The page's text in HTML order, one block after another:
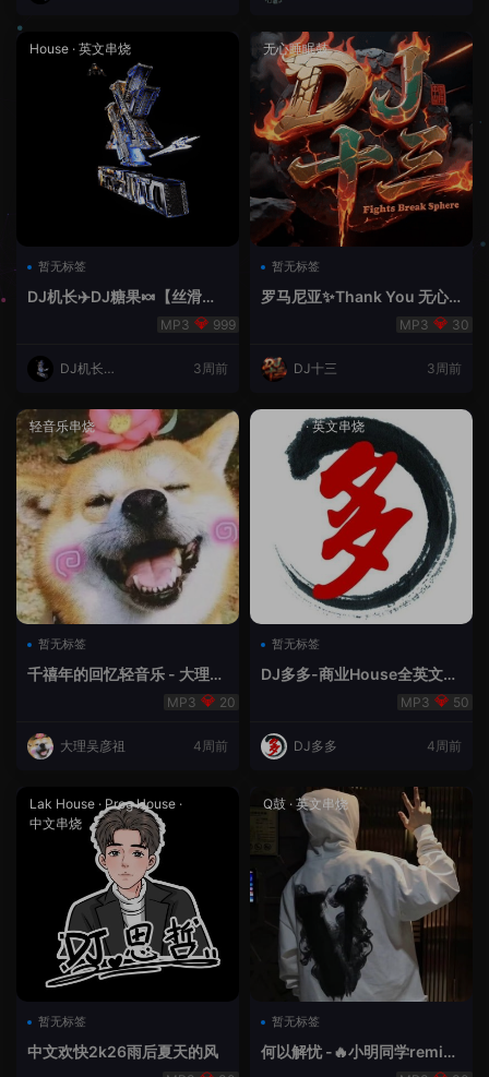
House · 英文串烧
暂无标签
DJ机长✈️DJ糖果🍬【丝滑之
夜5】House摇摆节奏✈️纯净999
DJ机长云
3周前
无心睡眠鼓
暂无标签
罗马尼亚✨Thank You 无心
30
DJ十三 3周前
轻音乐串烧
暂无标签
千禧年的回忆轻音乐 - 大理吴
20
大理吴彦祖 4周前
House·英文串烧
暂无标签
DJ多多-商业House全英文经
50
DJ多多 4周前
Lak House · Prog House ·
中文串烧
暂无标签
中文欢快2k26雨后夏天的风
Q鼓 · 英文串烧
暂无标签
何以解忧 -🔥小明同学remix